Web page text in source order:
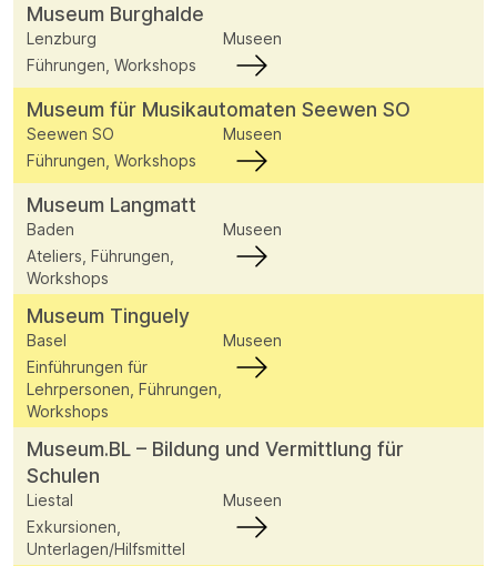
Museum Burghalde
Lenzburg
Museen
Führungen, Workshops
Museum für Musikautomaten Seewen SO
Seewen SO
Museen
Führungen, Workshops
Museum Langmatt
Baden
Museen
Ateliers, Führungen,
Workshops
Museum Tinguely
Basel
Museen
Einführungen für
Lehrpersonen, Führungen,
Workshops
Museum.BL – Bildung und Vermittlung für
Schulen
Liestal
Museen
Exkursionen,
Unterlagen/Hilfsmittel